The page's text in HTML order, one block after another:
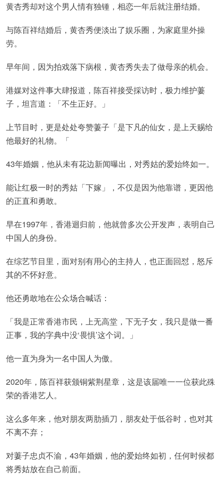
黄杏秀却对这个男人情有独锺，相恋一年后就注册结婚。
与陈百祥结婚后，黄杏秀便淡出了娱乐圈，为家庭里外操
劳。
早年间，因为拍戏落下病根，黄杏秀失去了做母亲的机会。
港媒对这件事大肆报道，陈百祥接受採访时，极力维护萋
子，坦言道：「不生正好。」
上节目时，更是处处夸赞萋子「是下凡的仙女，是上天赐给
他最好的礼物。「
43年婚姻，他从未有花边新闻曝出，对秀姑的爱始终如一。
能让红极一时的秀姑「下嫁」，不仅是因为他靠谱，更因他
的正直和勇敢。
早在1997年，香港迴归前，他就曾多次公开发声，表明自己
中国人的身份。
在综艺节目里，面对别有用心的主持人，也正面回怼，怒斥
其的不怀好意。
他还勇敢地在公众场合喊话：
「我是正常香港市民，上无高堂，下无子女，我只是做一番
正事，我的字典中没‘畏惧’这个词。」
他一直为身为一名中国人为傲。
2020年，陈百祥获颁铜紫荆星章，这是该届唯一一位获此殊
荣的香港艺人。
这么多年来，他对朋友两肋插刀，朋友处于低谷时，也对其
不离不弃；
对萋子忠贞不渝，43年婚姻，他的爱始终如初，任何时候都
将秀姑放在自己前面。